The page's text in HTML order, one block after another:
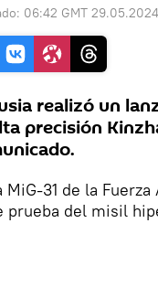
06:42 GMT 29.05.2024
realizó un
precisión
31 de la
prueba del misil